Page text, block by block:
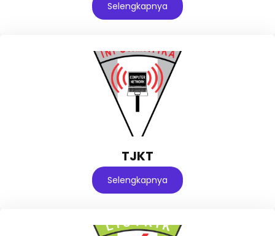
Selengkapnya
TJKT
Selengkapnya